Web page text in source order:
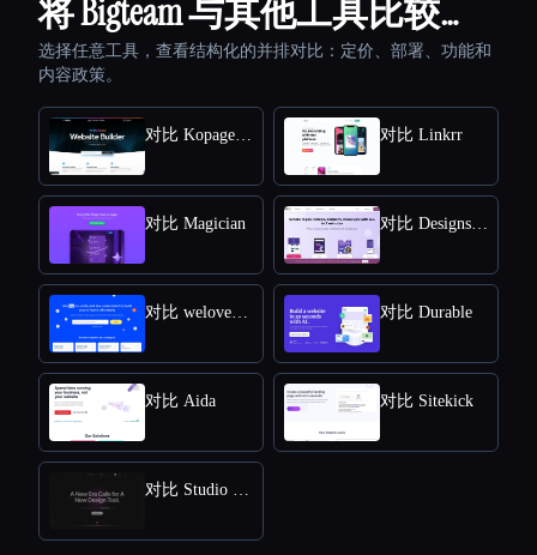
将 Bigteam 与其他工具比较…
选择任意工具，查看结构化的并排对比：定价、部署、功能和
内容政策。
对比 Kopage AI Website Builder 对比 Linkrr
对比 Magician 对比 Designs AI
对比 welovenocode 对比 Durable
对比 Aida 对比 Sitekick
对比 Studio Design